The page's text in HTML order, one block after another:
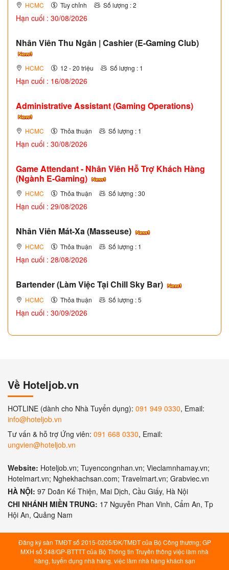
HCMC Tùy chỉnh Số lượng : 2
Hạn cuối : 30/08/2026
Nhân Viên Thu Ngân | Cashier (E-Gaming Club)
HCMC 12 - 20 triệu Số lượng : 1
Hạn cuối : 16/08/2026
Administrative Assistant (Gaming Operations)
HCMC Thỏa thuận Số lượng : 1
Hạn cuối : 30/08/2026
Game Attendant - Nhân Viên Hỗ Trợ Khách Hàng
(Ngành E-Gaming)
HCMC Thỏa thuận Số lượng : 30
Hạn cuối : 29/08/2026
Nhân Viên Mát-Xa (Masseuse)
HCMC Thỏa thuận Số lượng : 1
Hạn cuối : 28/08/2026
Bartender (Làm Việc Tại Chill Sky Bar)
HCMC Thỏa thuận Số lượng : 5
Hạn cuối : 30/09/2026
Về Hoteljob.vn
HOTLINE (dành cho Nhà Tuyển dụng): 091 949 0330, Email:
info@hoteljob.vn
Tư vấn & hỗ trợ Ứng viên: 091 668 0330, Email:
ungvien@hoteljob.vn
Website: Hoteljob.vn; Tuyencongnhan.vn; Vieclamnhamay.vn;
Hotelmart.vn; Nghekhachsan.com; Travelmart.vn; Grabviec.vn
HÀ NỘI: 97 Doãn Kế Thiện, Mai Dịch, Cầu Giấy, Hà Nội
CHI NHÁNH MIỀN TRUNG: 17 Nguyễn Phan Vinh, Cẩm An, Tp
Hội An, Quảng Nam
Đăng ký sàn TMĐT số 2015-0205/ĐK/TMĐT của Bộ Công thương; GP
MXH số 348/GP-BTTTT của Bộ Thông tin Truyền thông việc làm nhà
hàng, tuyển dụng nhà hàng, việc làm nhà hàng khách sạn